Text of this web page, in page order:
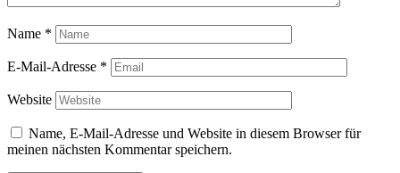
Name *
E-Mail-Adresse *
Website
Name, E-Mail-Adresse und Website in diesem Browser für
meinen nächsten Kommentar speichern.